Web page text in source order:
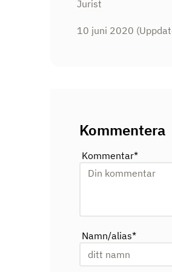
Jurist
10 juni 2020
Kommentera
Kommentar*
Namn/alias*